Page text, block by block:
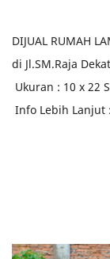
DIJUAL RUMAH
di Jl.SM.Raja
Ukuran : 10 x 22
Info Lebih Lanjut